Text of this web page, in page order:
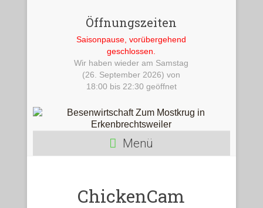
Öffnungszeiten
Saisonpause, vorübergehend
geschlossen.
Wir haben wieder am Samstag
(26. September 2026) von
18:00 bis 22:30 geöffnet
Menü
ChickenCam